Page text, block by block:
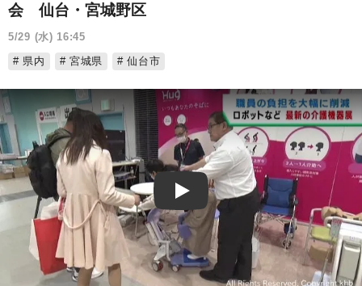
会 仙台・宮城野区
5/29 (水) 16:45
県内
宮城県 仙台市
Play